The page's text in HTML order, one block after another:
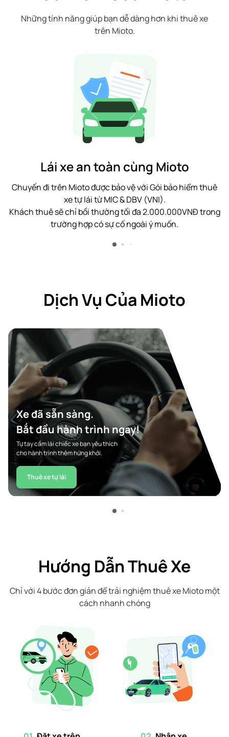
Những tính năng giúp bạn dễ dàng hơn khi thuê xe
trên Mioto.
Lái xe an toàn cùng Mioto
Chuyến đi trên Mioto được bảo vệ với Gói bảo hiểm thuê
xe tự lái từ MIC & DBV (VNI).
Khách thuê sẽ chỉ bồi thường tối đa 2.000.000VNĐ trong
trường hợp có sự cố ngoài ý muốn.
Dịch Vụ Của Mioto
Xe đã sẵn sàng.
Bắt đầu hành trình ngay!
Tự tay cầm lái chiếc xe bạn yêu thích
cho hành trình thêm hứng khởi.
Thuê xe tự lái
Hướng Dẫn Thuê Xe
Chỉ với 4 bước đơn giản để trải nghiệm thuê xe Mioto một
cách nhanh chóng